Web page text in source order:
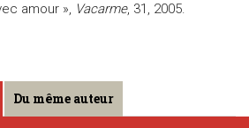
amour », Vacarme, 31, 2005.
Du même auteur